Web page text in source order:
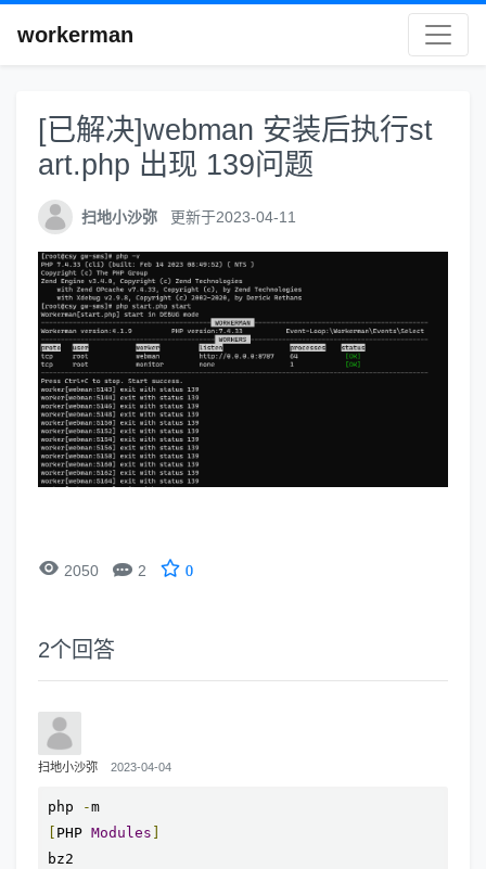
workerman
[已解决]webman 安装后执行st
art.php 出现 139问题
扫地小沙弥 更新于2023-04-11
 2050  2 0
2个回答
扫地小沙弥 2023-04-04
php -
PHP Modules
bz2